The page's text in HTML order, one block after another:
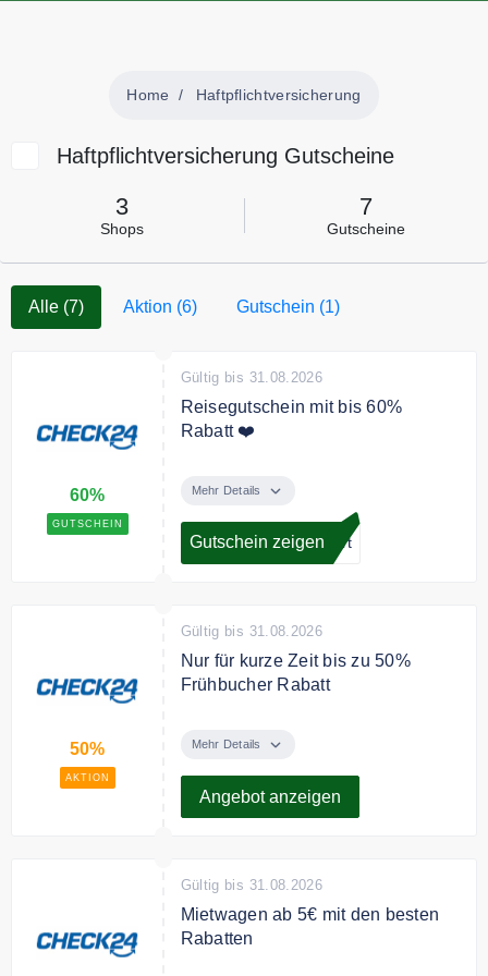
Home Haftpflichtversicherung
Haftpflichtversicherung Gutscheine
3
Shops
7
Gutscheine
Alle (7) Aktion (6) Gutschein (1)
60%
GUTSCHEIN
Gültig bis 31.08.2026
Reisegutschein mit bis 60%
Rabatt ❤️
buchen, sparen Sie auf
ausgewählte Reisen bis 60% mit
dem Check24 Doppel Wumms.
Mehr Details
Gutschein zeigen iert
50%
AKTION
Gültig bis 31.08.2026
Nur für kurze Zeit bis zu 50%
Frühbucher Rabatt
Frühbucher Reisevergleich von
kostenloser Stornierung.
Mehr Details
Angebot anzeigen
Gültig bis 31.08.2026
Mietwagen ab 5€ mit den besten
Rabatten